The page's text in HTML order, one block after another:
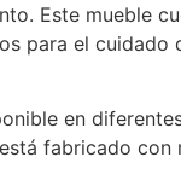
Este mueble
para el cuidado
en
fabricado